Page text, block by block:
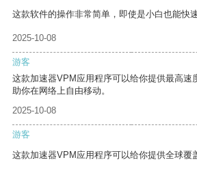
这款软件的操作非常简单，即使是小白也能快速
2025-10-08
游客
这款加速器VPM应用程序可以给你提供最高速
助你在网络上自由移动。
2025-10-08
游客
这款加速器VPM应用程序可以给你提供全球覆